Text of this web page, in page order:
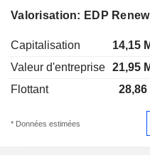
Valorisation: EDP
Capitalisation 14,15
Valeur d'entreprise 21,95
Flottant
28,86
* Données estimées